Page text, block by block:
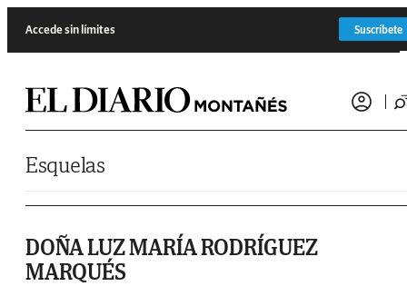
Accede sin límites Suscríbete
Esquelas
DOÑA LUZ MARÍA RODRÍGUEZ
MARQUÉS